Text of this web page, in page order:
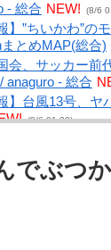
- 総合 NEW! (8/6
】”ちいかわ”の
とめMAP(総合)
会、サッカー前
anaguro - 総合
】台風13号、
(8/6 01:30)
与正氏 海自の
化黙認しない」
でぶつ